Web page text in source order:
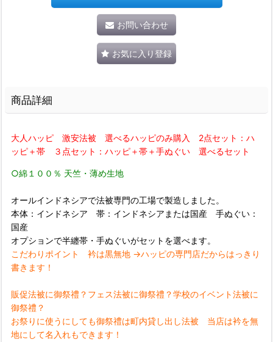
お問い合わせ
お気に入り登録
商品詳細
大人ハッピ 激安法被 選べるハッピのみ購入 2点セット：ハ
ッピ＋帯 ３点セット：ハッピ＋帯＋手ぬぐい 選べるセット
○綿１００％ 天竺・薄め生地
オールインドネシアで法被専門の工場で製造しました。
本体：インドネシア 帯：インドネシアまたは国産 手ぬぐい：
国産
オプションで半纏帯・手ぬぐいがセットを選べます。
こだわりポイント 衿は黒無地 →ハッピの専門店だからはっきり
書きます！
販促法被に御祭禮？フェス法被に御祭禮？学校のイベント法被に
御祭禮？
お祭りに使うにしても御祭禮は町内貸し出し法被 当店は衿を無
地にして名入れもできます！